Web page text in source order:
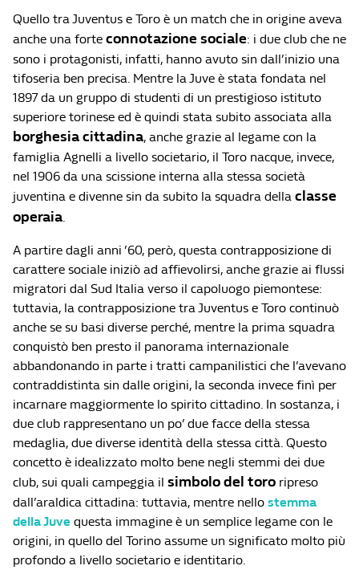
Quello tra Juventus e Toro è un match che in origine aveva
anche una forte connotazione sociale: i due club che ne
sono i protagonisti, infatti, hanno avuto sin dall’inizio una
tifoseria ben precisa. Mentre la Juve è stata fondata nel
1897 da un gruppo di studenti di un prestigioso istituto
superiore torinese ed è quindi stata subito associata alla
borghesia cittadina, anche grazie al legame con la
famiglia Agnelli a livello societario, il Toro nacque, invece,
nel 1906 da una scissione interna alla stessa società
juventina e divenne sin da subito la squadra della classe
operaia.
A partire dagli anni ’60, però, questa contrapposizione di
carattere sociale iniziò ad affievolirsi, anche grazie ai flussi
migratori dal Sud Italia verso il capoluogo piemontese:
tuttavia, la contrapposizione tra Juventus e Toro continuò
anche se su basi diverse perché, mentre la prima squadra
conquistò ben presto il panorama internazionale
abbandonando in parte i tratti campanilistici che l’avevano
contraddistinta sin dalle origini, la seconda invece finì per
incarnare maggiormente lo spirito cittadino. In sostanza, i
due club rappresentano un po’ due facce della stessa
medaglia, due diverse identità della stessa città. Questo
concetto è idealizzato molto bene negli stemmi dei due
club, sui quali campeggia il simbolo del toro ripreso
dall’araldica cittadina: tuttavia, mentre nello stemma
della Juve questa immagine è un semplice legame con le
origini, in quello del Torino assume un significato molto più
profondo a livello societario e identitario.